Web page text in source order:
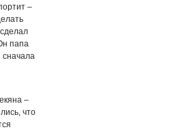
–
папа
сначала
–
что